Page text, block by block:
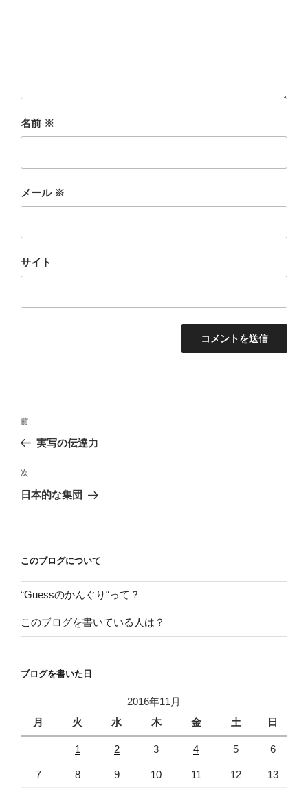
名前 ※
メール ※
サイト
投
ビ
ゲ
ン
前
の
稿
前
実写の伝達力
次
の
次
日本的な集団
このブログについて
“Guessのかんぐり“って？
このブログを書いている人は？
ブログを書いた日
2016年11月
月
火 水 木 金 土 日
1 2 3 4 5 6
7 8 9 10 11 12 13